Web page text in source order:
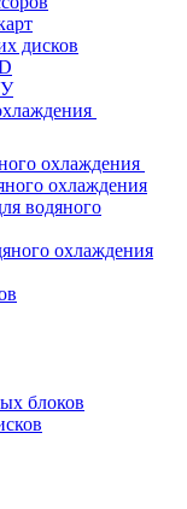
дисков
охлаждения
охлаждения
водяного
охлаждения
блоков